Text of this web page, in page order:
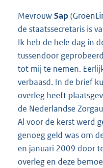
MevrouwSap
de staatssecretaris is
Ik heb de hele dag in
tussendoor
tot mij te nemen.
verbaasd. In de brief
overleg heeft
de Nederlandse
Al voor de kerst werd
genoeg geld was om
en januari 2009 door
overleg en deze